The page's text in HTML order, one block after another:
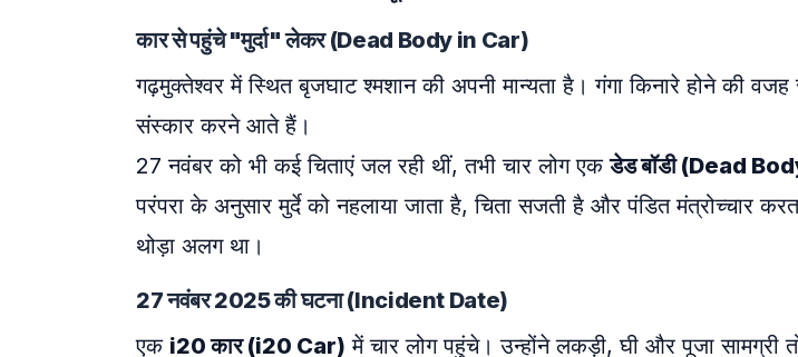
कार से पहुंचे "मुर्दा" लेकर (Dead Body in Car)
गढ़मुक्तेश्वर में स्थित बृजघाट श्मशान की अपनी मान्यता है। गंगा किनारे होने की
संस्कार करने आते हैं।
27 नवंबर को भी कई चिताएं जल रही थीं, तभी चार लोग एकडेड बॉडी (Dead
परंपरा के अनुसार मुर्दे को नहलाया जाता है, चिता सजती है और पंडित मंत्रोच्चार
थोड़ा अलग था।
27 नवंबर 2025 की घटना (Incident Date)
एक i20 कार (i20 Car) में चार लोग पहुंचे। उन्होंने लकड़ी, घी और पूजा सामग्री